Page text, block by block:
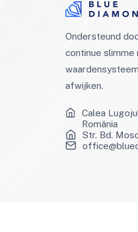
Ondersteund
continue slimme
afwijken.
Calea
România
Str. Bd.